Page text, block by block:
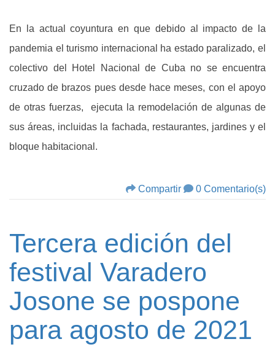
En la actual coyuntura en que debido al impacto de la
pandemia el turismo internacional ha estado paralizado, el
colectivo del Hotel Nacional de Cuba no se encuentra
cruzado de brazos pues desde hace meses, con el apoyo
de otras fuerzas, ejecuta la remodelación de algunas de
sus áreas, incluidas la fachada, restaurantes, jardines y el
bloque habitacional.
Compartir 0 Comentario(s)
Tercera edición del
festival Varadero
Josone se pospone
para agosto de 2021